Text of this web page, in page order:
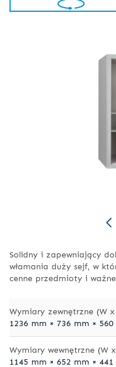
Solidny i zapewniający
włamania duży sejf, w
cenne przedmioty i
Wymiary zewnętrzne (W x
1236 mm × 736 mm × 560
Wymiary wewnętrzne (W
1145 mm × 652 mm × 441